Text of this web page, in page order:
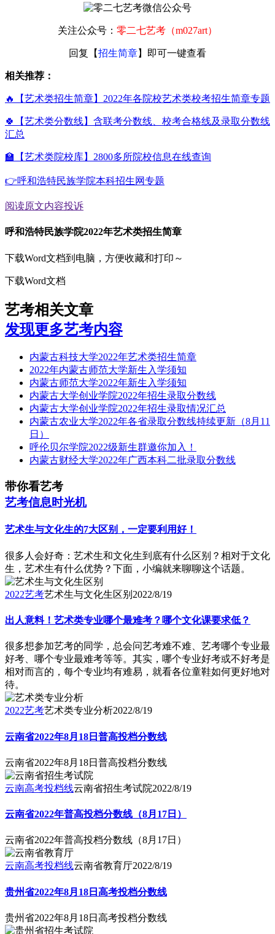
关注公众号： 零二七艺考（m027art）
回复【招生简章】即可一键查看
相关推荐：
🔥【艺术类招生简章】2022年各院校艺术类校考招生简章专题
🍀【艺术类分数线】含联考分数线、校考合格线及录取分数线
汇总
🏫【艺术类院校库】2800多所院校信息在线查询
👉呼和浩特民族学院本科招生网专题
阅读原文内容投诉
呼和浩特民族学院2022年艺术类招生简章
下载Word文档到电脑，方便收藏和打印～
下载Word文档
艺考相关文章
发现更多艺考内容
内蒙古科技大学2022年艺术类招生简章
2022年内蒙古师范大学新生入学须知
内蒙古师范大学2022年新生入学须知
内蒙古大学创业学院2022年招生录取分数线
内蒙古大学创业学院2022年招生录取情况汇总
内蒙古农业大学2022年各省录取分数线持续更新（8月11
日）
呼伦贝尔学院2022级新生群邀你加入！
内蒙古财经大学2022年广西本科二批录取分数线
带你看艺考
艺考信息时光机
艺术生与文化生的7大区别，一定要利用好！
​很多人会好奇：艺术生和文化生到底有什么区别？相对于文化
生，艺术生有什么优势？下面，小编就来聊聊这个话题。
2022艺考艺术生与文化生区别 2022/8/19
出人意料！艺术类专业哪个最难考？哪个文化课要求低？
很多想参加艺考的同学，总会问艺考难不难、艺考哪个专业最
好考、哪个专业最难考等等。其实，哪个专业好考或不好考是
相对而言的，每个专业均有难易，就看各位童鞋如何更好地对
待。
2022艺考艺术类专业分析2022/8/19
云南省2022年8月18日普高投档分数线
云南省2022年8月18日普高投档分数线
云南高考投档线云南省招生考试院2022/8/19
云南省2022年普高投档分数线（8月17日）
云南省2022年普高投档分数线（8月17日）
云南高考投档线云南省教育厅2022/8/19
贵州省2022年8月18日高考投档分数线
贵州省2022年8月18日高考投档分数线